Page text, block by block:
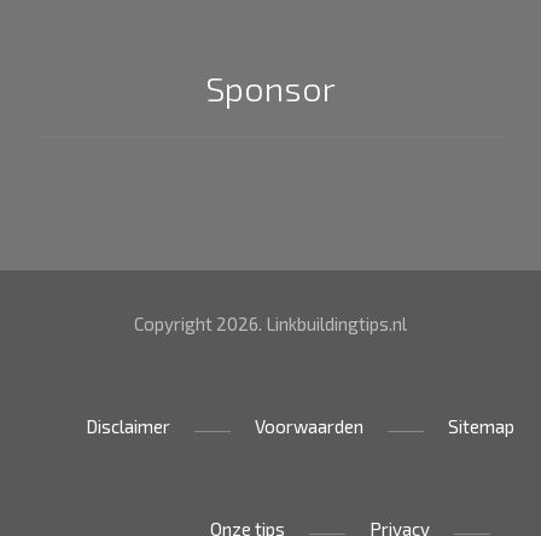
Sponsor
Copyright 2026. Linkbuildingtips.nl
Sitemap
Voorwaarden
Disclaimer
Privacy
Onze tips